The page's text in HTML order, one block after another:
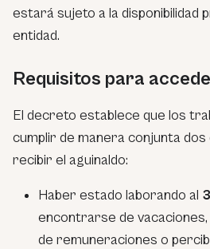
estará sujeto a la disponibilidad
entidad.
Requisitos para
El decreto establece que los
cumplir de manera conjunta
recibir el aguinaldo:
Haber estado laborando al
encontrarse de
de remuneraciones o